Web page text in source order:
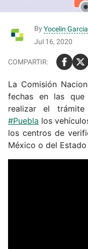
By Yocelin Garcia
Jul 16, 2020
La Comisión
fechas en las que
realizar el
#Puebla los
los centros de
México o del